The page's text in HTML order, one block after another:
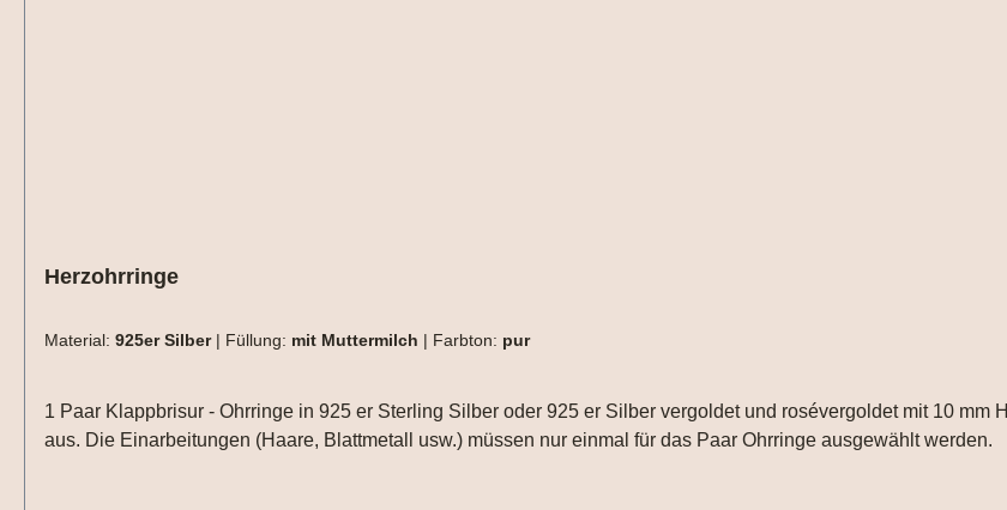
Herzohrringe
Material: 925er Silber | Füllung: mit Muttermilch | Farbton: pur
1 Paar Klappbrisur - Ohrringe in 925 er Sterling Silber oder 925 er Silber vergoldet und rosévergoldet mit 10 mm
aus. Die Einarbeitungen (Haare, Blattmetall usw.) müssen nur einmal für das Paar Ohrringe ausgewählt werden.